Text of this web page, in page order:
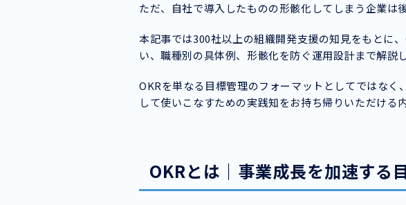
ただ、自社で導入したものの形骸化してしまう企業は
本記事では300社以上の組織開発支援の知見をもとに
い、職種別の具体例、形骸化を防ぐ運用設計まで解説し
OKRを単なる目標管理のフォーマットとしてではなく
して使いこなすための実践知をお持ち帰りいただける
OKRとは｜事業成長を加速する